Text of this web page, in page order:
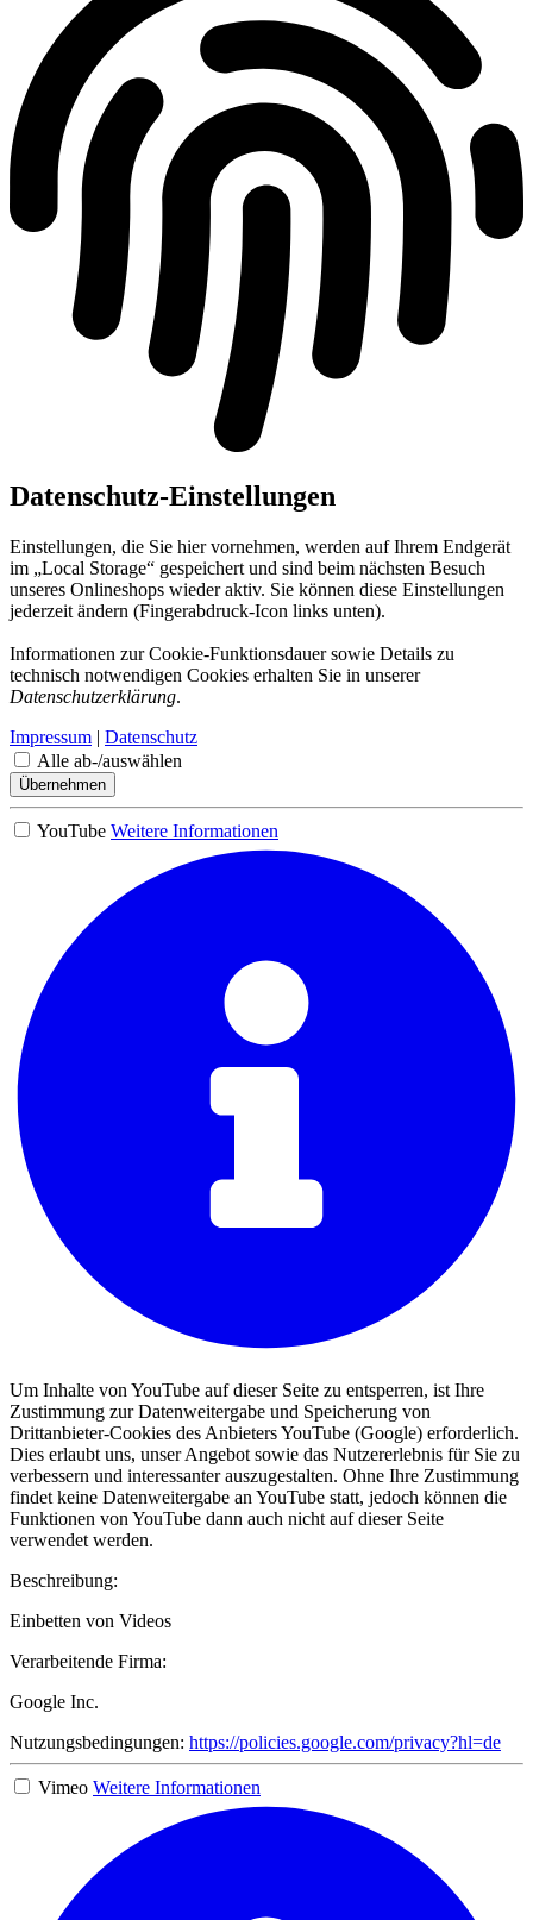
Datenschutz-Einstellungen
Einstellungen, die Sie hier vornehmen, werden auf Ihrem Endgerät
im „Local Storage“ gespeichert und sind beim nächsten Besuch
unseres Onlineshops wieder aktiv. Sie können diese Einstellungen
jederzeit ändern (Fingerabdruck-Icon links unten).
Informationen zur Cookie-Funktionsdauer sowie Details zu
technisch notwendigen Cookies erhalten Sie in unserer
Datenschutzerklärung.
Impressum | Datenschutz
Alle ab-/auswählen
Übernehmen
YouTube Weitere Informationen
Um Inhalte von YouTube auf dieser Seite zu entsperren, ist Ihre
Zustimmung zur Datenweitergabe und Speicherung von
Drittanbieter-Cookies des Anbieters YouTube (Google) erforderlich.
Dies erlaubt uns, unser Angebot sowie das Nutzererlebnis für Sie zu
verbessern und interessanter auszugestalten. Ohne Ihre Zustimmung
findet keine Datenweitergabe an YouTube statt, jedoch können die
Funktionen von YouTube dann auch nicht auf dieser Seite
verwendet werden.
Beschreibung:
Einbetten von Videos
Verarbeitende Firma:
Google Inc.
Nutzungsbedingungen: https://policies.google.com/privacy?hl=de
Vimeo Weitere Informationen